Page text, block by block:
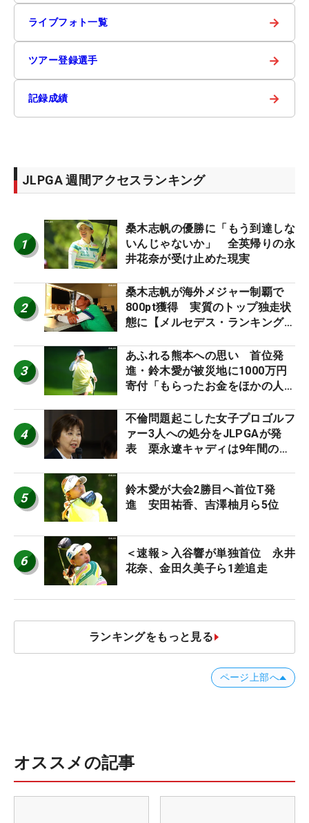
ライブフォト一覧 →
ツアー登録選手 →
記録成績 →
JLPGA 週間アクセスランキング
1
桑木志帆の優勝に「もう到達しな
いんじゃないか」 全英帰りの永
井花奈が受け止めた現実
2
桑木志帆が海外メジャー制覇で
800pt獲得 実質のトップ独走状
態に【メルセデス・ランキング番
3
あふれる熊本への思い 首位発
進・鈴木愛が被災地に1000万円
寄付「もらったお金をほかの人
4
不倫問題起こした女子プロゴルフ
ァー3人への処分をJLPGAが発
表 栗永遼キャディは9年間の立
5
鈴木愛が大会2勝目へ首位T発
進 安田祐香、吉澤柚月ら5位
6
＜速報＞入谷響が単独首位 永井
花奈、金田久美子ら1差追走
ランキングをもっと見る
ページ上部へ
オススメの記事